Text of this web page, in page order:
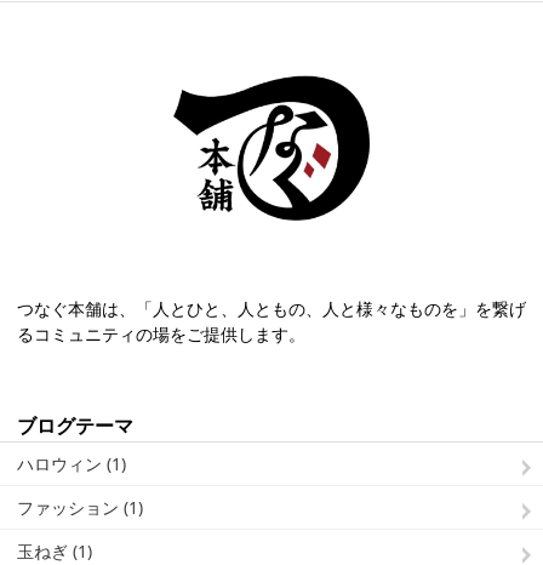
つなぐ本舗は、「人とひと、人ともの、人と様々なものを」を繋げ
るコミュニティの場をご提供します。
ブログテーマ
ハロウィン (1)
ファッション (1)
玉ねぎ (1)